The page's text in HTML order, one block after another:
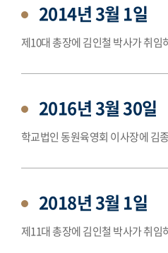
2014년 3월 1일
제10대 총장에 김인철 박사가 취임
2016년 3월 30일
학교법인 동원육영회 이사장에 김
2018년 3월 1일
제11대 총장에 김인철 박사가 취임